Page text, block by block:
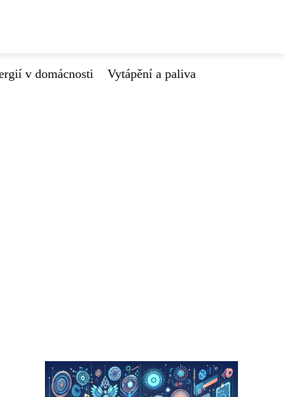
v domácnosti Vytápění a paliva